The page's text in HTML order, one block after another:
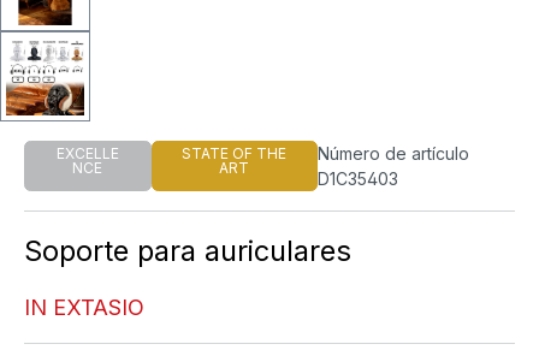
EXCELLE
NCE
STATE OF THE
ART
Número de artículo
D1C35403
Soporte para auriculares
IN EXTASIO